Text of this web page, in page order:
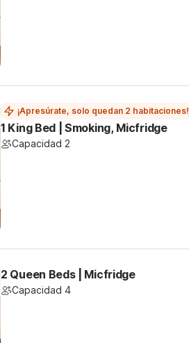
¡Apresúrate, solo quedan 2 habitaciones!
1 King Bed | Smoking, Micfridge
Capacidad 2
2 Queen Beds | Micfridge
Capacidad 4